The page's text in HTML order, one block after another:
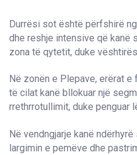
Durrësi sot është përfshirë
dhe reshje intensive që kanë
zona të qytetit, duke
Në zonën e Plepave, erërat
të cilat kanë bllokuar një
rrethrrotullimit, duke penguar
Në vendngjarje kanë
largimin e pemëve dhe